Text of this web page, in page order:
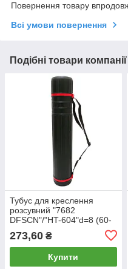
Повернення товару
Всі умови повернення
Подібні товари компанії
Тубус для креслення
розсувний "7682
DFSCN"/"HT-604"d=8 (60-
273,60 ₴
Купити